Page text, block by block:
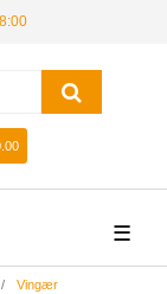
☰
Vingær